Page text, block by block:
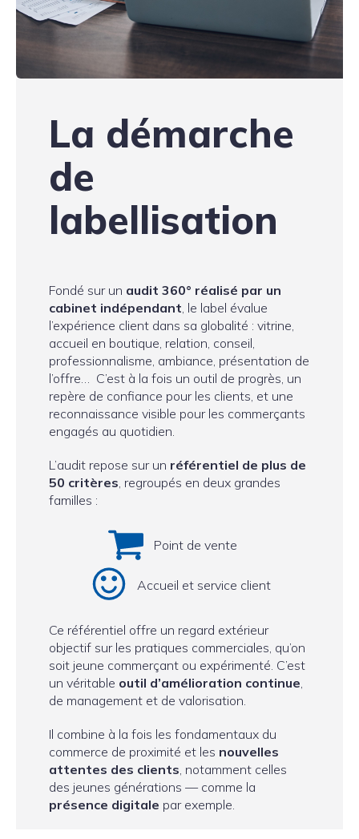
La démarche
de
labellisation
Fondé sur un audit 360° réalisé par un
cabinet indépendant , le label évalue
l’expérience client dans sa globalité : vitrine,
accueil en boutique, relation, conseil,
professionnalisme, ambiance, présentation de
l’offre… C’est à la fois un outil de progrès, un
repère de confiance pour les clients, et une
reconnaissance visible pour les commerçants
engagés au quotidien.
L’audit repose sur un référentiel de plus de
50 critères , regroupés en deux grandes
familles :
Point de vente
Accueil et service client
Ce référentiel offre un regard extérieur
objectif sur les pratiques commerciales, qu’on
soit jeune commerçant ou expérimenté. C’est
un véritable outil d’amélioration continue
de management et de valorisation.
Il combine à la fois les fondamentaux du
commerce de proximité et les nouvelles
attentes des clients , notamment celles
des jeunes générations — comme la
présence digitale par exemple.